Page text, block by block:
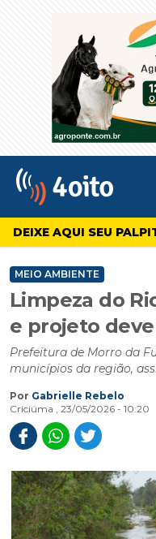
4oito
DEIXE AQUI SEU
MEIO AMBIENTE
Limpeza do
e projeto
Prefeitura de Morro da
municípios da região,
Por Gabrielle Rebelo
Criciúma , 23/05/2026 - 10:20